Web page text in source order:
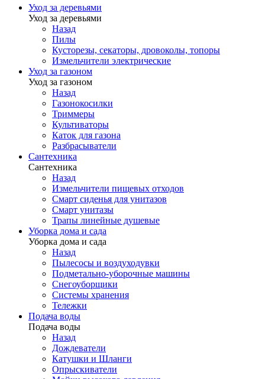
Уход за деревьями
Уход за деревьями
Назад
Пилы
Кусторезы, секаторы, дровоколы, топоры
Измельчители электрические
Уход за газоном
Уход за газоном
Назад
Газонокосилки
Триммеры
Культиваторы
Каток для газона
Разбрасыватели
Сантехника
Сантехника
Назад
Измельчители пищевых отходов
Смарт сиденья для унитазов
Смарт унитазы
Трапы линейные душевые
Уборка дома и сада
Уборка дома и сада
Назад
Пылесосы и воздуходувки
Подметально-уборочные машины
Снегоуборщики
Системы хранения
Тележки
Подача воды
Подача воды
Назад
Дождеватели
Катушки и Шланги
Опрыскиватели